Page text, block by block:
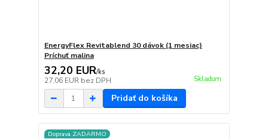
EnergyFlex Revitablend 30 dávok (1 mesiac)
Príchuť malina
32,20 EUR/ks
27,06 EUR bez DPH Skladom
Pridať do košíka
Doprava ZADARMO